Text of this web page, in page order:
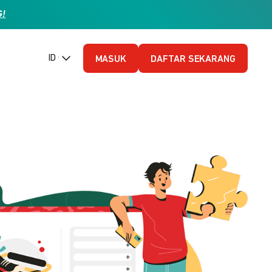
ID (Bahasa Indonesia)
MASUK DAFTAR SEKARANG